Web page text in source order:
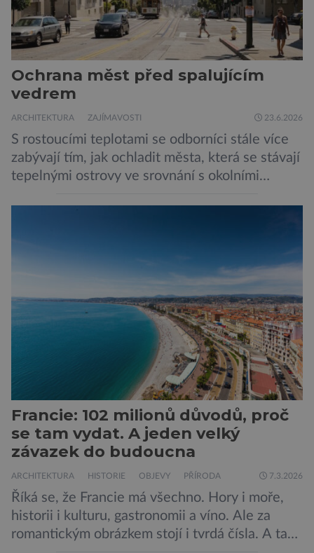
Ochrana měst před spalujícím
vedrem
ARCHITEKTURA ZAJÍMAVOSTI 23.6.2026
S rostoucími teplotami se odborníci stále více
zabývají tím, jak ochladit města, která se stávají
tepelnými ostrovy ve srovnání s okolními
vozidly vypouštějícími výfukové plyny a
Francie: 102 milionů důvodů, proč
se tam vydat. A jeden velký
závazek do budoucna
ARCHITEKTURA HISTORIE OBJEVY PŘÍRODA 7.3.2026
Říká se, že Francie má všechno. Hory i moře,
historii i kulturu, gastronomii a víno. Ale za
romantickým obrázkem stojí i tvrdá čísla. A ta